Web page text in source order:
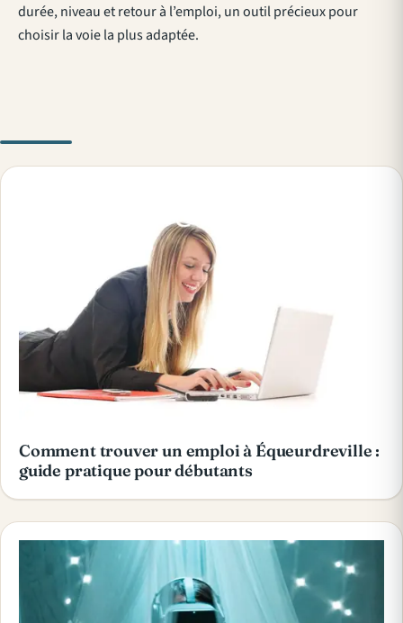
durée, niveau et retour à l’emploi, un outil précieux pour
choisir la voie la plus adaptée.
Comment trouver un emploi à Équeurdreville :
guide pratique pour débutants